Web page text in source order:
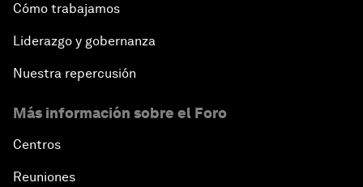
Cómo trabajamos
Liderazgo y gobernanza
Nuestra repercusión
Más información sobre el Foro
Centros
Reuniones